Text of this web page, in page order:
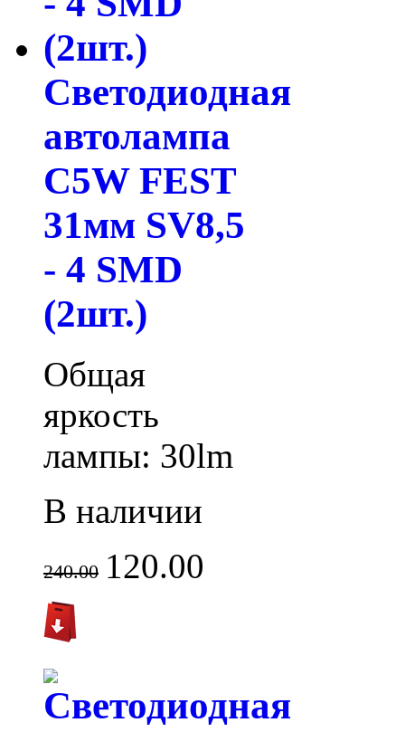
Светодиодная
автолампа
C5W FEST
31мм SV8,5
- 4 SMD
(2шт.)
Общая
яркость
лампы: 30lm
В наличии
240.00 120.00